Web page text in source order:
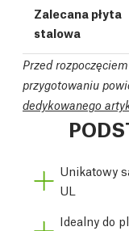
Zalecana płyta
stalowa
Przed
przygotowaniu
dedykowanego
Unikatowy
UL
Idealny do